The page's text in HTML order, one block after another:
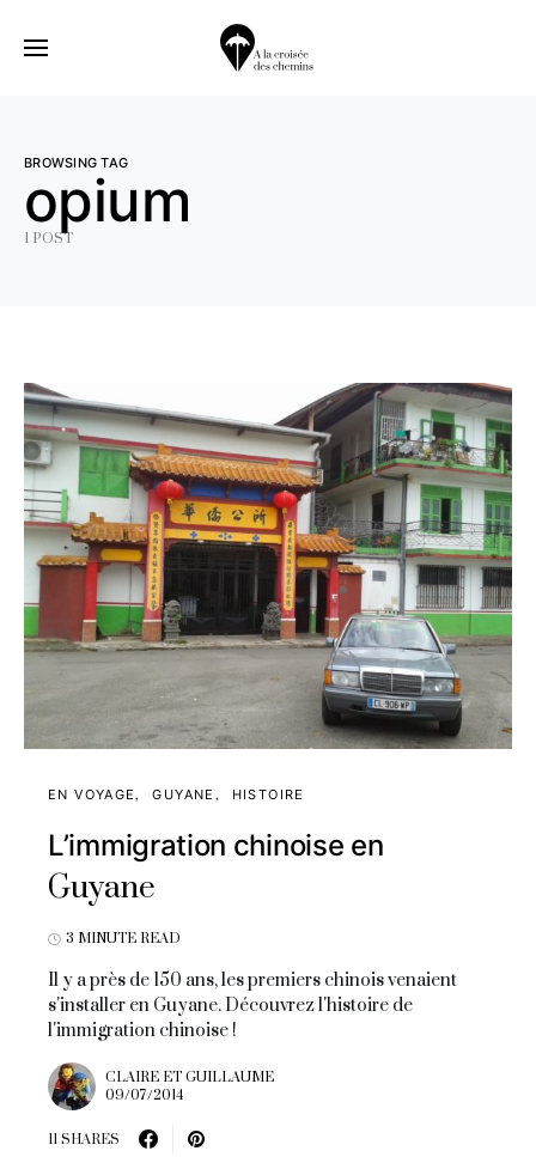
BROWSING TAG
opium
1 POST
EN VOYAGE GUYANE HISTOIRE
L’immigration chinoise en
Guyane
3 MINUTE READ
Il y a près de 150 ans, les premiers chinois venaient
s'installer en Guyane. Découvrez l'histoire de
l'immigration chinoise !
CLAIRE ET GUILLAUME
09/07/2014
11 SHARES